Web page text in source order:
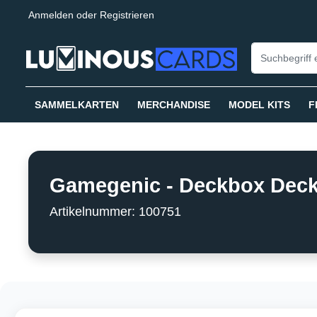
Zur Hauptnavigation springen
Anmelden oder Registrieren
SAMMELKARTEN MERCHANDISE MODEL KITS
Gamegenic - Deckbox
Artikelnummer: 100751